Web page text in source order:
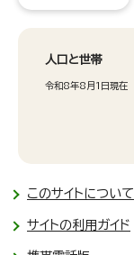
人口と世帯
令和8年8月1日現在
このサイトについて
サイトの利用ガイド